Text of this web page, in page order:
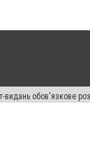
обов'язкове